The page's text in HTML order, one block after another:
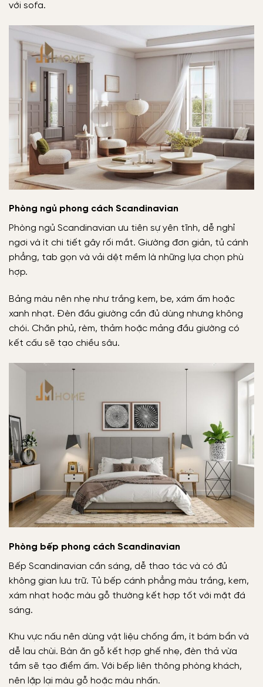
với sofa.
Phòng ngủ phong cách Scandinavian
Phòng ngủ Scandinavian ưu tiên sự yên tĩnh, dễ nghỉ
ngơi và ít chi tiết gây rối mắt. Giường đơn giản, tủ cánh
phẳng, tab gọn và vải dệt mềm là những lựa chọn phù
hợp.
Bảng màu nên nhẹ như trắng kem, be, xám ấm hoặc
xanh nhạt. Đèn đầu giường cần đủ dùng nhưng không
chói. Chăn phủ, rèm, thảm hoặc mảng đầu giường có
kết cấu sẽ tạo chiều sâu.
Phòng bếp phong cách Scandinavian
Bếp Scandinavian cần sáng, dễ thao tác và có đủ
không gian lưu trữ. Tủ bếp cánh phẳng màu trắng, kem,
xám nhạt hoặc màu gỗ thường kết hợp tốt với mặt đá
sáng.
Khu vực nấu nên dùng vật liệu chống ẩm, ít bám bẩn và
dễ lau chùi. Bàn ăn gỗ kết hợp ghế nhẹ, đèn thả vừa
tầm sẽ tạo điểm ấm. Với bếp liên thông phòng khách,
nên lặp lại màu gỗ hoặc màu nhấn.